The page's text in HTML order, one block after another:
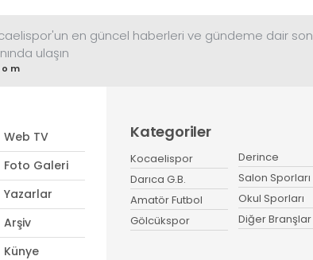
en güncel haberleri ve gündeme dair son
ulaşın
Web TV
Foto Galeri
Yazarlar
Arşiv
Künye
Kategoriler
Kocaelispor
Darıca G.B.
Amatör Futbol
Gölcükspor
Derince
Salon Sporları
Okul Sporları
Diğer Branşlar